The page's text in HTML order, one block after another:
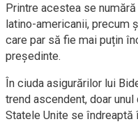
Printre acestea se
latino-americanii, precum
care par să fie mai puțin
președinte.
În ciuda asigurărilor lui
trend ascendent, doar
Statele Unite se îndreaptă